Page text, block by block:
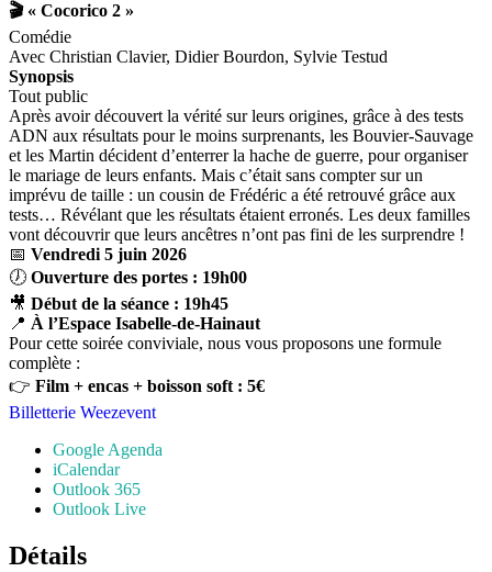
🎬 « Cocorico 2 »
Comédie
Avec Christian Clavier, Didier Bourdon, Sylvie Testud
Synopsis
Tout public
Après avoir découvert la vérité sur leurs origines, grâce à des tests
ADN aux résultats pour le moins surprenants, les Bouvier-Sauvage
et les Martin décident d’enterrer la hache de guerre, pour organiser
le mariage de leurs enfants. Mais c’était sans compter sur un
imprévu de taille : un cousin de Frédéric a été retrouvé grâce aux
tests… Révélant que les résultats étaient erronés. Les deux familles
vont découvrir que leurs ancêtres n’ont pas fini de les surprendre !
📅 Vendredi 5 juin 2026
🕖 Ouverture des portes : 19h00
🎥 Début de la séance : 19h45
📍 À l’Espace Isabelle-de-Hainaut
Pour cette soirée conviviale, nous vous proposons une formule
complète :
👉 Film + encas + boisson soft : 5€
Billetterie Weezevent
Google Agenda
iCalendar
Outlook 365
Outlook Live
Détails